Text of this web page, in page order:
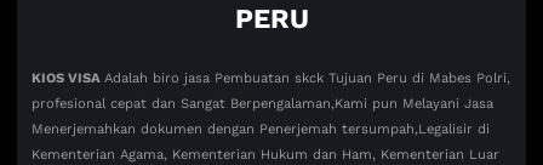
PERU
KIOS VISAAdalah biro jasa Pembuatan skck Tujuan Peru di Mabes Polri,
profesional cepat dan Sangat Berpengalaman,Kami pun Melayani Jasa
Menerjemahkan dokumen dengan Penerjemah tersumpah,Legalisir di
Kementerian Agama, Kementerian Hukum dan Ham, Kementerian Luar